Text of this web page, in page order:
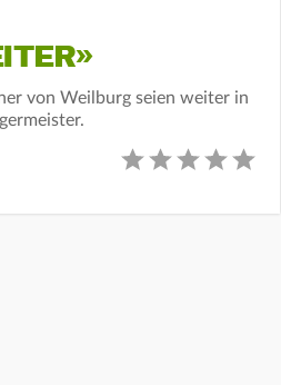
von Weilburg seien weiter in